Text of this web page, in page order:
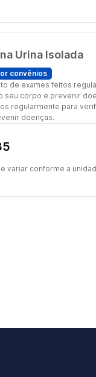
Urina Isolada
convênios
de exames feitos
seu corpo e prevenir
regularmente para
doenças.
variar conforme a